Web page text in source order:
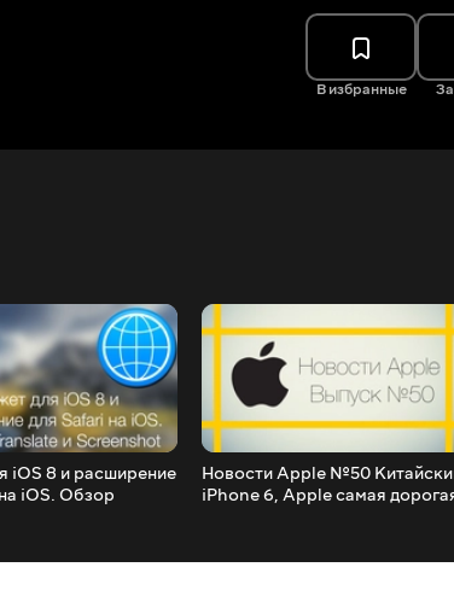
В избранные
iOS 8 и расширение
iOS. Обзор
Новости Apple №50
iPhone 6, Apple самая